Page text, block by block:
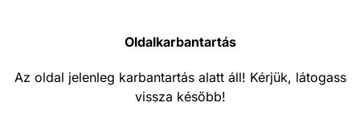
Oldalkarbantartás
Az oldal jelenleg karbantartás alatt áll! Kérjük, látogass
vissza később!